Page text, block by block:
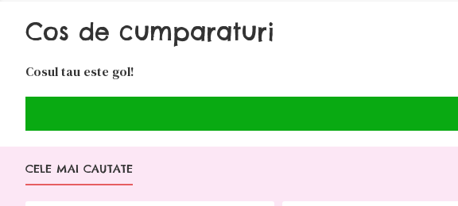
Cos de cumparaturi
Cosul tau este gol!
CELE MAI CAUTATE